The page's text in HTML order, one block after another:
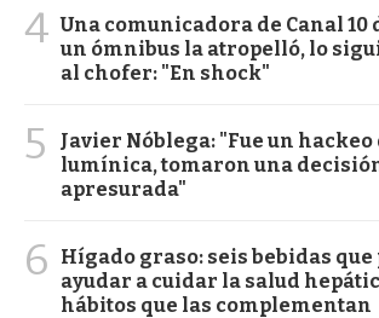
4 Una comunicadora de Canal 10
un ómnibus la atropelló, lo
al chofer: "En shock"
5
Javier Nóblega: "Fue un hackeo
lumínica, tomaron una
apresurada"
6
Hígado graso: seis bebidas que
ayudar a cuidar la salud
hábitos que las complementan